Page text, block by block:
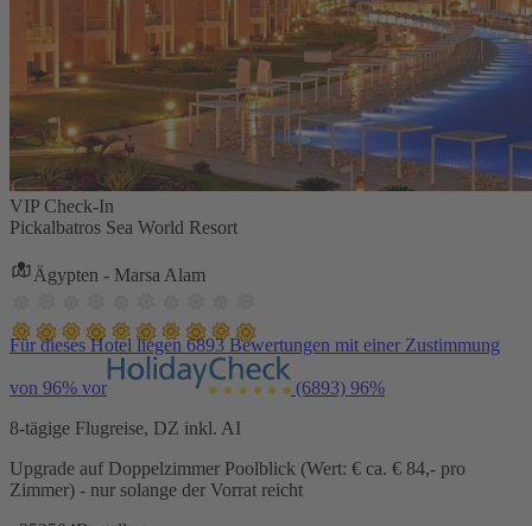
VIP Check-In
Pickalbatros Sea World Resort
Ägypten - Marsa Alam
Für dieses Hotel liegen 6893 Bewertungen mit einer Zustimmung
von 96% vor (6893) 96%
8-tägige Flugreise, DZ inkl. AI
Upgrade auf Doppelzimmer Poolblick (Wert: € ca. € 84,- pro
Zimmer) - nur solange der Vorrat reicht